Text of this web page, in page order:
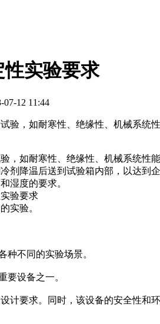
实验要求
07-12 11:44
验，如耐寒性、绝缘性、机械系统
，如耐寒性、绝缘性、机械系统性
降温后送到试验箱内部，以达到
湿度的要求。
实验。
不同的实验场景。
设备之一。
要求。同时，该设备的安全性和